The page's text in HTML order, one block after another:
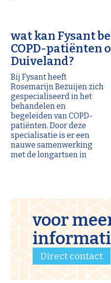
wat kan Fysant
COPD-patiënten
Duiveland?
Bij Fysant heeft
Rosemarijn Bezuijen zich
gespecialiseerd in het
behandelen en
begeleiden van COPD-
patiënten. Door deze
specialisatie is er een
nauwe samenwerking
met de longartsen in
Goes en Dirksland en de
revalidatie-afdelingen in
de Lindenhof in Goes
(REVANT) en het Van
Weel-Bethesda
voor
Direct contact